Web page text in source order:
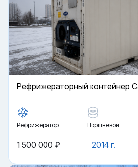
Рефрижераторный контейнер
Рефрижератор Поршневой
2014 г.
1 500 000 ₽